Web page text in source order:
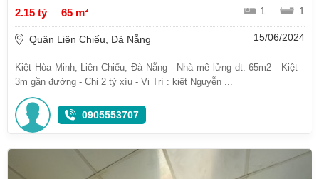
2.15 tỷ
65 m² 1 1
Quận Liên Chiểu, Đà Nẵng 15/06/2024
Kiệt Hòa Minh, Liên Chiểu, Đà Nẵng - Nhà mê lửng dt: 65m2 - Kiệt
3m gần đường - Chỉ 2 tỷ xíu - Vị Trí : kiệt Nguyễn ...
0905553707